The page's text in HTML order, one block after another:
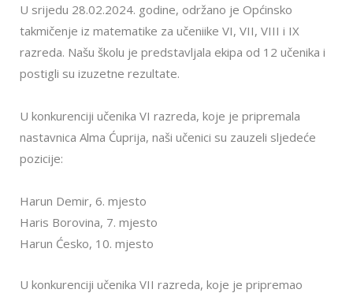
U srijedu 28.02.2024. godine, održano je Općinsko
takmičenje iz matematike za učeniike VI, VII, VIII i IX
razreda. Našu školu je predstavljala ekipa od 12 učenika i
postigli su izuzetne rezultate.
U konkurenciji učenika VI razreda, koje je pripremala
nastavnica Alma Ćuprija, naši učenici su zauzeli sljedeće
pozicije:
Harun Demir, 6. mjesto
Haris Borovina, 7. mjesto
Harun Ćesko, 10. mjesto
U konkurenciji učenika VII razreda, koje je pripremao